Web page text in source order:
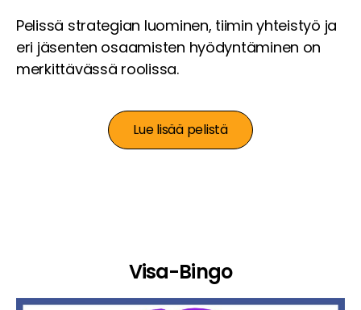
Pelissä strategian luominen, tiimin yhteistyö ja
eri jäsenten osaamisten hyödyntäminen on
merkittävässä roolissa.
Lue lisää pelistä
Visa-Bingo